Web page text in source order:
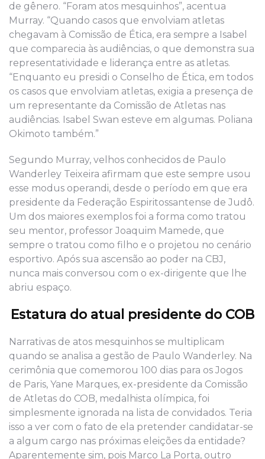
de gênero. “Foram atos mesquinhos”, acentua
Murray. “Quando casos que envolviam atletas
chegavam à Comissão de Ética, era sempre a Isabel
que comparecia às audiências, o que demonstra sua
representatividade e liderança entre as atletas.
“Enquanto eu presidi o Conselho de Ética, em todos
os casos que envolviam atletas, exigia a presença de
um representante da Comissão de Atletas nas
audiências. Isabel Swan esteve em algumas. Poliana
Okimoto também.”
Segundo Murray, velhos conhecidos de Paulo
Wanderley Teixeira afirmam que este sempre usou
esse modus operandi, desde o período em que era
presidente da Federação Espiritossantense de Judô.
Um dos maiores exemplos foi a forma como tratou
seu mentor, professor Joaquim Mamede, que
sempre o tratou como filho e o projetou no cenário
esportivo. Após sua ascensão ao poder na CBJ,
nunca mais conversou com o ex-dirigente que lhe
abriu espaço.
Estatura do atual presidente do COB
Narrativas de atos mesquinhos se multiplicam
quando se analisa a gestão de Paulo Wanderley. Na
cerimônia que comemorou 100 dias para os Jogos
de Paris, Yane Marques, ex-presidente da Comissão
de Atletas do COB, medalhista olímpica, foi
simplesmente ignorada na lista de convidados. Teria
isso a ver com o fato de ela pretender candidatar-se
a algum cargo nas próximas eleições da entidade?
Aparentemente sim, pois Marco La Porta, outro